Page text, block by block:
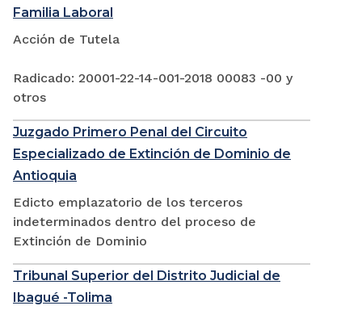
Familia Laboral
Acción de Tutela
Radicado: 20001-22-14-001-2018 00083 -00 y
otros
Juzgado Primero Penal del Circuito
Especializado de Extinción de Dominio de
Antioquia
Edicto emplazatorio de los terceros
indeterminados dentro del proceso de
Extinción de Dominio
Tribunal Superior del Distrito Judicial de
Ibagué -Tolima